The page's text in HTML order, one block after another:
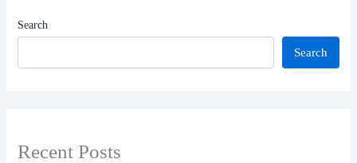
Search
Search
Recent Posts